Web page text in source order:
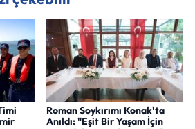
Roman Soykırımı Konak'ta
Anıldı: "Eşit Bir Yaşam İçin